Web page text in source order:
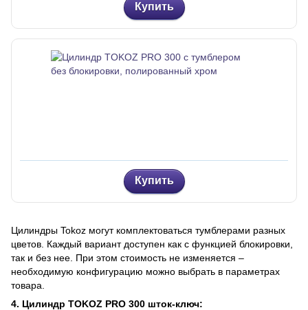
Купить
Купить
Цилиндры Tokoz могут комплектоваться тумблерами разных
цветов. Каждый вариант доступен как с функцией блокировки,
так и без нее. При этом стоимость не изменяется –
необходимую конфигурацию можно выбрать в параметрах
товара.
4. Цилиндр TOKOZ PRO 300 шток-ключ: